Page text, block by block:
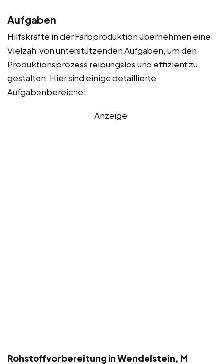
Aufgaben
Hilfskräfte in der Farbproduktion übernehmen eine
Vielzahl von unterstützenden Aufgaben, um den
Produktionsprozess reibungslos und effizient zu
gestalten. Hier sind einige detaillierte
Aufgabenbereiche:
Anzeige
Rohstoffvorbereitung in Wendelstein, M